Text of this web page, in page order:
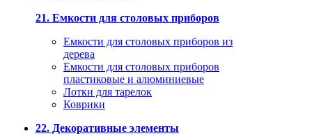
21. Емкости для столовых приборов
Емкости для столовых приборов из
дерева
Емкости для столовых приборов
пластиковые и алюминиевые
Лотки для тарелок
Коврики
22. Декоративные элементы